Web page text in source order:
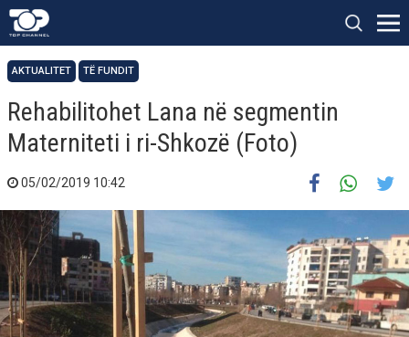
AKTUALITET TË FUNDIT
Rehabilitohet Lana në segmentin
Materniteti i ri-Shkozë (Foto)
05/02/2019 10:42